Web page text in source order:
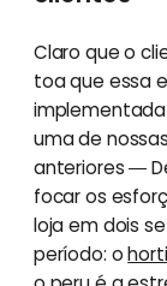
Claro que o
toa que essa
uma de
anteriores ―
focar os
loja em dois
período: o